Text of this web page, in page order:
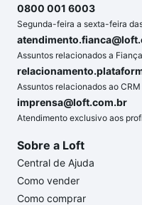
0800 001 6003
Segunda-feira a sexta-feira
Assuntos relacionados a
Assuntos relacionados ao
imprensa@loft.com.br
Atendimento exclusivo aos
Sobre a Loft
Central de Ajuda
Como vender
Como comprar